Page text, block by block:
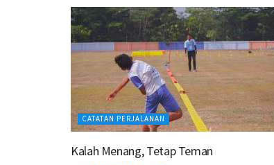
CATATAN PERJALANAN
Kalah Menang, Tetap Teman